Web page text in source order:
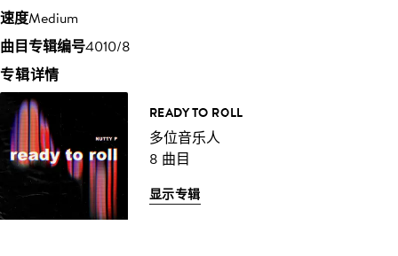
速度Medium
曲目专辑编号4010/8
专辑详情
READY TO ROLL
多位音乐人
8 曲目
显示专辑